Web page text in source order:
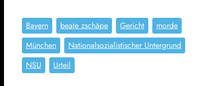
Bayern beate zschäpe Gericht
morde
München
Nationalsozialistischer Untergrund
NSU
Urteil